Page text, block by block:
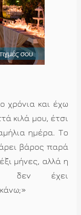
χρόνια και έχω
κιλά μου, έτσι
ημέρα. Το
βάρος παρά
μήνες, αλλά η
δεν έχει